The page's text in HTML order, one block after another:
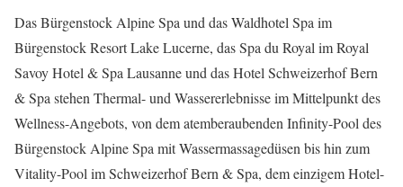
Das Bürgenstock Alpine Spa und das Waldhotel Spa im
Bürgenstock Resort Lake Lucerne, das Spa du Royal im Royal
Savoy Hotel & Spa Lausanne und das Hotel Schweizerhof Bern
& Spa stehen Thermal- und Wassererlebnisse im Mittelpunkt des
Wellness-Angebots, von dem atemberaubenden Infinity-Pool des
Bürgenstock Alpine Spa mit Wassermassagedüsen bis hin zum
Vitality-Pool im Schweizerhof Bern & Spa, dem einzigem Hotel-